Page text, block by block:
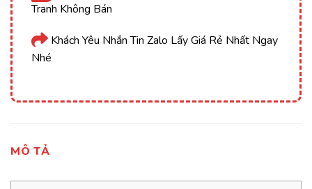
Tranh Không Bán
Khách Yêu Nhắn Tin Zalo Lấy Giá Rẻ Nhất Ngay
Nhé
MÔ TẢ